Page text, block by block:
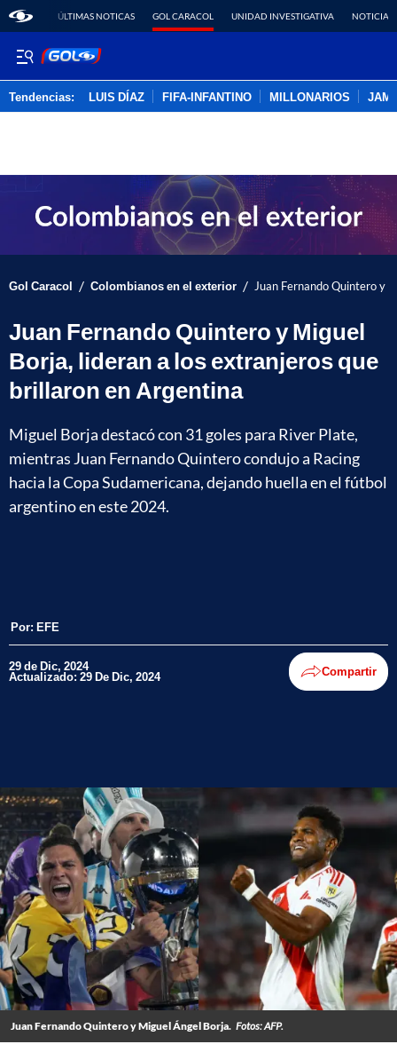
ÚLTIMAS NOTICAS GOL CARACOL UNIDAD INVESTIGATIVA NOTICIAS
Tendencias: LUIS DÍAZ FIFA-INFANTINO MILLONARIOS
Gol Caracol / Colombianos en el exterior / Juan Fernando Quintero y
Juan Fernando Quintero y Miguel
Borja, lideran a los extranjeros que
brillaron en Argentina
Miguel Borja destacó con 31 goles para River Plate,
mientras Juan Fernando Quintero condujo a Racing
hacia la Copa Sudamericana, dejando huella en el fútbol
argentino en este 2024.
Por: EFE
29 de Dic, 2024
Actualizado: 29 De Dic, 2024 Compartir
Juan Fernando Quintero y Miguel Ángel Borja. Fotos: AFP.